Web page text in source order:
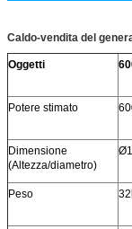
Caldo-vendita del
Oggetti
Potere stimato
Dimensione
(Altezza/diametro)
Peso